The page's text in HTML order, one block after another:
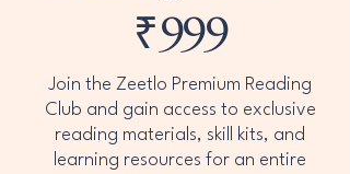
₹999
Join the Zeetlo Premium Reading
Club and gain access to exclusive
reading materials, skill kits, and
learning resources for an entire